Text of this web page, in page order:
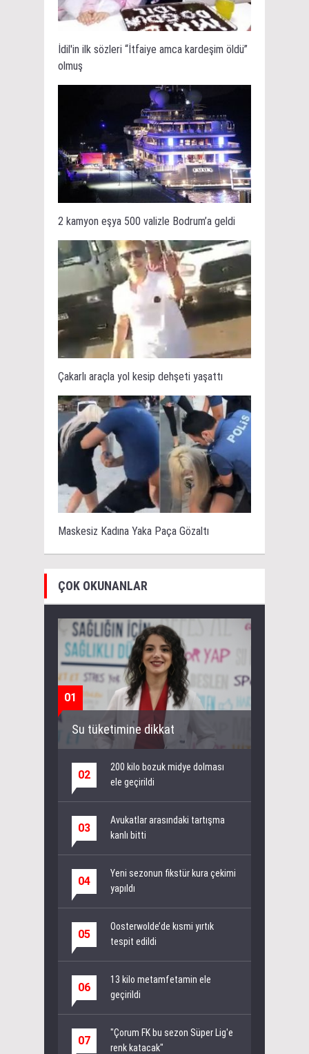
İdil'in ilk sözleri “İtfaiye amca kardeşim öldü”
olmuş
2 kamyon eşya 500 valizle Bodrum’a geldi
Çakarlı araçla yol kesip dehşeti yaşattı
Maskesiz Kadına Yaka Paça Gözaltı
ÇOK OKUNANLAR
01
Su tüketimine dikkat
02
200 kilo bozuk midye dolması
ele geçirildi
03
Avukatlar arasındaki tartışma
kanlı bitti
04
Yeni sezonun fikstür kura çekimi
yapıldı
05
Oosterwolde’de kısmi yırtık
tespit edildi
06
13 kilo metamfetamin ele
geçirildi
07
"Çorum FK bu sezon Süper Lig'e
renk katacak"